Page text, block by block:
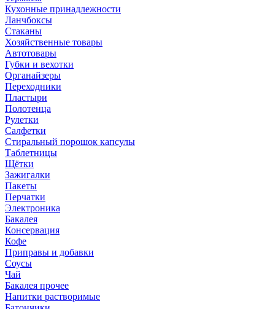
Кухонные принадлежности
Ланчбоксы
Стаканы
Хозяйственные товары
Автотовары
Губки и вехотки
Органайзеры
Переходники
Пластыри
Полотенца
Рулетки
Салфетки
Стиральный порошок капсулы
Таблетницы
Щётки
Зажигалки
Пакеты
Перчатки
Электроника
Бакалея
Консервация
Кофе
Приправы и добавки
Соусы
Чай
Бакалея прочее
Напитки растворимые